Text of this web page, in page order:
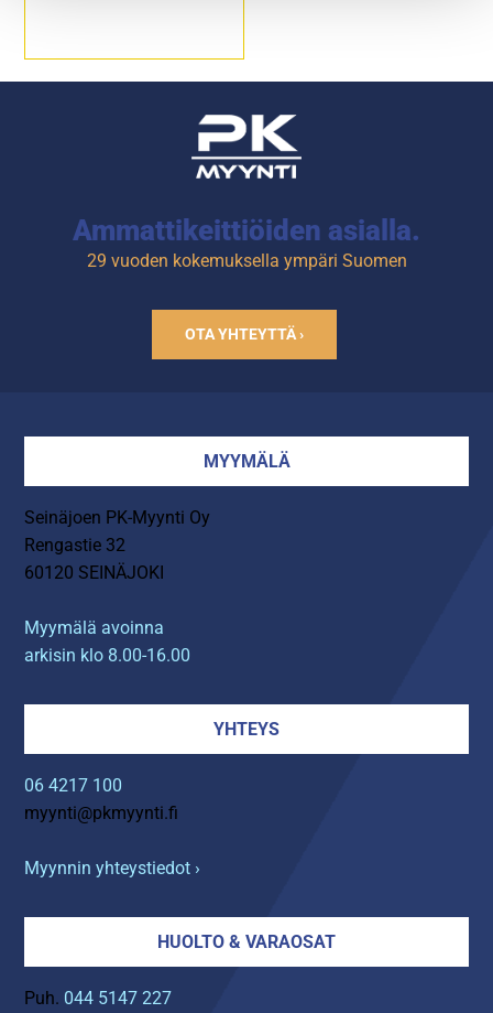
Ammattikeittiöiden asialla.
29 vuoden kokemuksella ympäri Suomen
OTA YHTEYTTÄ ›
MYYMÄLÄ
Seinäjoen PK-Myynti Oy
Rengastie 32
60120 SEINÄJOKI
Myymälä avoinna
arkisin klo 8.00-16.00
YHTEYS
06 4217 100
myynti@pkmyynti.fi
Myynnin yhteystiedot ›
HUOLTO & VARAOSAT
Puh. 044 5147 227